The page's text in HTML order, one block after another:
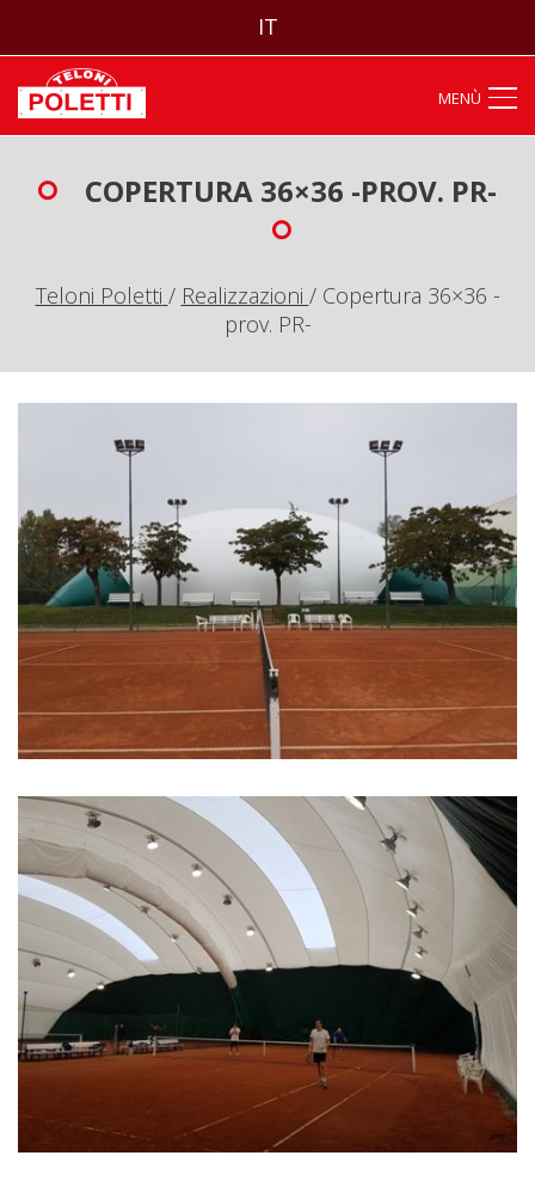
IT
MENÙ
COPERTURA 36×36 -PROV. PR-
Teloni Poletti / Realizzazioni / Copertura 36×36 -
prov. PR-